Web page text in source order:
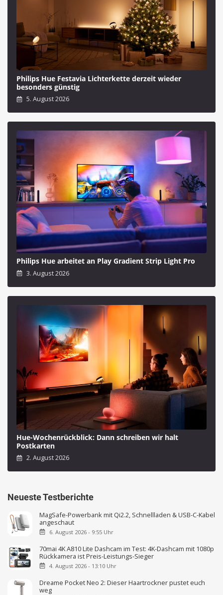
Philips Hue Festavia Lichterkette derzeit wieder
besonders günstig
5. August 2026
Philips Hue arbeitet an Play Gradient Strip Light Pro
3. August 2026
Hue-Wochenrückblick: Dann schreiben wir halt
Postkarten
2. August 2026
Neueste Testberichte
MagSafe-Powerbank mit Qi2.2, Schnellladen & USB-C-Kabel
angeschaut
6. August 2026 - 9:55 Uhr
70mai 4K A810 Lite Dashcam im Test: 4K-Dashcam mit 1080p
Rückkamera ist Preis-Leistungs-Sieger
4. August 2026 - 13:10 Uhr
Dreame Pocket Neo 2: Dieser Haartrockner pustet euch
weg